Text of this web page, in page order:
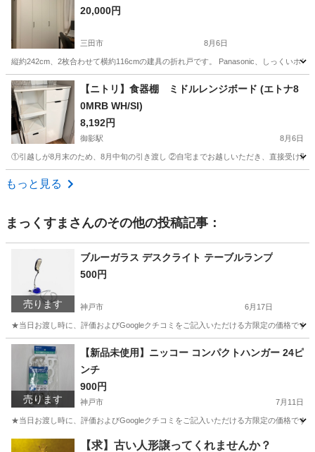
20,000円
三田市 8月6日
縦約242cm、2枚合わせて横約116cmの建具の折れ戸です。 Panasonic、しっくいホ
兵庫 三田市 その他 建具
【ニトリ】食器棚 ミドルレンジボード (エトナ8
0MRB WH/SI)
8,192円
御影駅 8月6日
①引越しが8月末のため、8月中旬の引き渡し ②自宅までお越しいただき、直接受け取
兵庫 神戸市
もっと見る
まっくすま さんのその他の投稿記事：
売ります
ブルーガラス デスクライト テーブルランプ
500円
神戸市 6月17日
★当日お渡し時に、評価およびGoogleクチコミをご記入いただける方限定の価格です
兵庫 神戸市 その他
売ります
【新品未使用】ニッコー コンパクトハンガー 24ピ
ンチ
900円
神戸市 7月11日
★当日お渡し時に、評価およびGoogleクチコミをご記入いただける方限定の価格です
洗濯用品 ニッコー
【求】古い人形譲ってくれませんか？